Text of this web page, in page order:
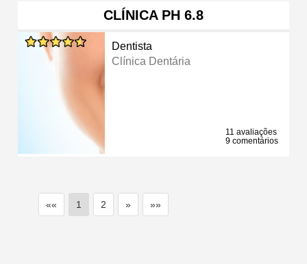
CLÍNICA PH 6.8
Dentista
Clínica Dentária
11 avaliações
9 comentários
«« 1 2 » »»